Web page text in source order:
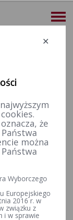
Deklaracja dostępności
2026
23-08-2026
okręgu
2026 r.
w okręgu
2026 r.
że
można
Wyborczego
Europejskiego
2016 r. w
związku z
i w sprawie